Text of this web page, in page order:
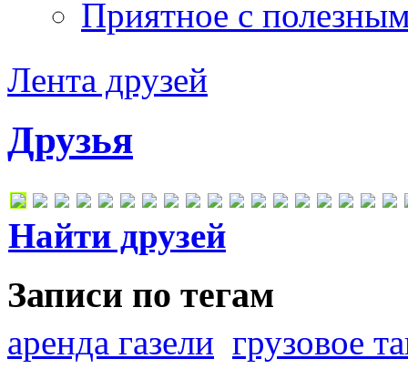
Приятное с
Лента друзей
Друзья
Найти друзей
Записи по тегам
аренда газели грузовое